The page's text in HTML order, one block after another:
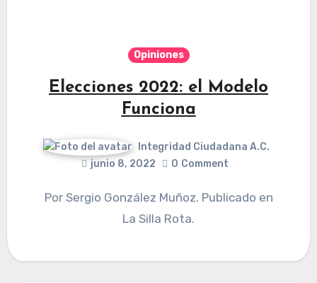
Opiniones
Elecciones 2022: el Modelo
Funciona
Integridad Ciudadana A.C.
junio 8, 2022
0 Comment
Por Sergio González Muñoz. Publicado en
La Silla Rota.